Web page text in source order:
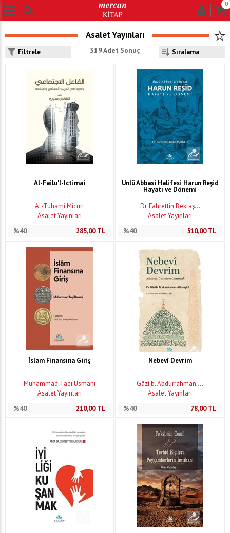
0
Asalet Yayınları
Filtrele 319 Adet Sonuç
Al-Failu'l-Ictimai
At-Tuhami Micuri
Asalet Yayınları
%40
285,00TL
Ünlü Abbasi Halifesi Harun Reşid
Hayatı ve Dönemi
Dr. Fahrettin Bektaş...
Asalet Yayınları
%40
510,00TL
İslam Finansına Giriş
Muhammad Taqi Usmani
Asalet Yayınları
%40
210,00TL
Nebevî Devrim
Gâzî b. Abdurrahman ...
Asalet Yayınları
%40
78,00TL